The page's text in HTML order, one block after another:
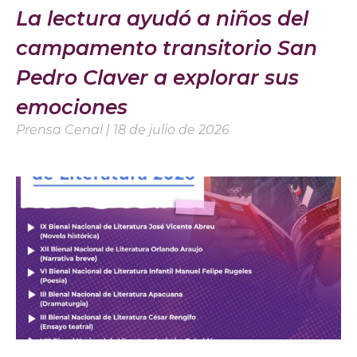
La lectura ayudó a niños del
campamento transitorio San
Pedro Claver a explorar sus
emociones
Prensa Cenal 18 de julio de 2026